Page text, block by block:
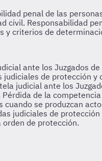
penal de las
civil. Responsabilidad
y criterios de
ante los Juzgados
judiciales de protección y
judicial ante los
de la
cuando se produzcan
judiciales de protección
de protección.